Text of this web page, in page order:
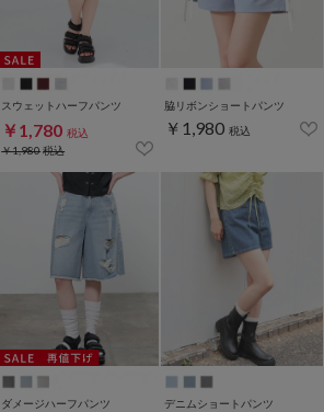
スウェットハーフパンツ
￥1,780 税込
￥1,980税込
脇リボンショートパンツ
￥1,980 税込
ダメージハーフパンツ デニムショートパンツ